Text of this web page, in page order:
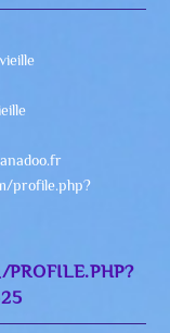
profile.php?